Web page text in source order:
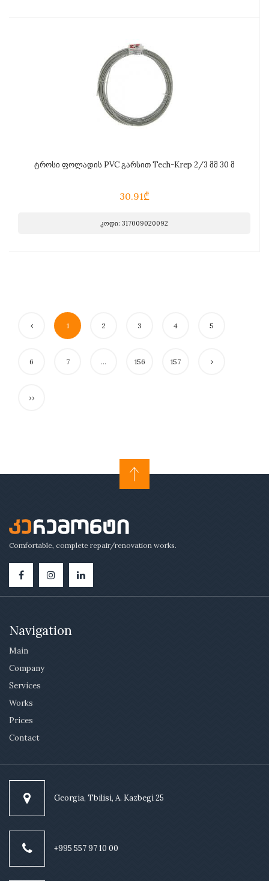
ტროსი ფოლადის PVC გარსით Tech-Krep 2/3 მმ 30 მ
30.91₾
კოდი: 317009020092
1 2 3 4 5
6 7 ... 156 157
››
Comfortable, complete repair/renovation works.
Navigation
Main
Company
Services
Works
Prices
Contact
Georgia, Tbilisi, A. Kazbegi 25
+995 557 97 10 00